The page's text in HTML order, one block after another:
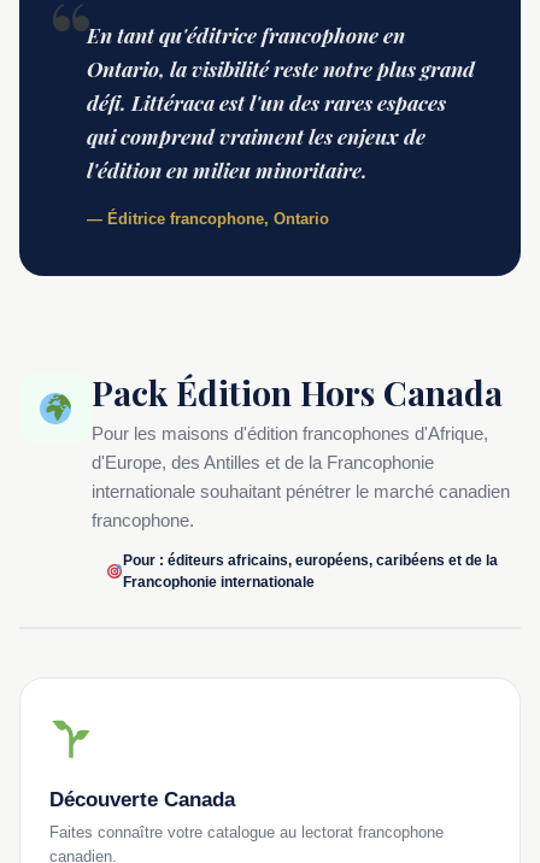
En tant qu'éditrice francophone en
Ontario, la visibilité reste notre plus grand
défi. Littéraca est l'un des rares espaces
qui comprend vraiment les enjeux de
l'édition en milieu minoritaire.
— Éditrice francophone, Ontario
Pack Édition Hors Canada
Pour les maisons d'édition francophones d'Afrique,
d'Europe, des Antilles et de la Francophonie
internationale souhaitant pénétrer le marché canadien
francophone.
Pour : éditeurs africains, européens, caribéens et de la
Francophonie internationale
Découverte Canada
Faites connaître votre catalogue au lectorat francophone
canadien.